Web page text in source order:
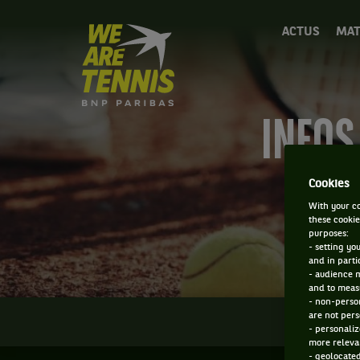
We
are
Tennis
by
BNP
ACTUS
INFOS
Cookies
With your
these
purposes:
- setting
and in
- audience
and to
- non-
are not
-
more
-